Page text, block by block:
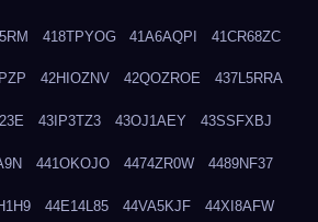
418TPYOG 41A6AQPI 41CR68ZC
42HIOZNV 42QOZROE 437L5RRA
43IP3TZ3 43OJ1AEY 43SSFXBJ
441OKOJO 4474ZR0W 4489NF37
44E14L85 44VA5KJF 44XI8AFW